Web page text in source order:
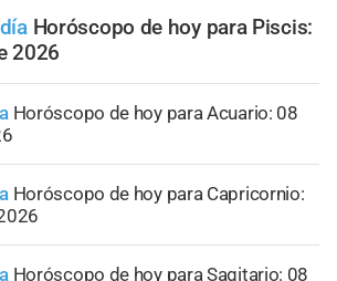
Horóscopo de hoy para Piscis:
2026
Horóscopo de hoy para Acuario: 08
Horóscopo de hoy para Capricornio:
Horóscopo de hoy para Sagitario: 08